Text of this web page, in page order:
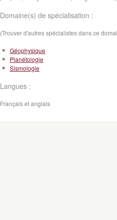
Domaine(s) de spécialisation :
(Trouver d'autres spécialistes dans ce
Géophysique
Planétologie
Sismologie
Langues :
Français et anglais